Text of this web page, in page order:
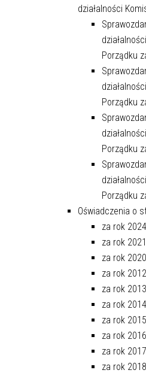
działalności
Porządku
Porządku
Porządku
Porządku
Oświadczenia o
za rok 2024
za rok 2021
za rok 2020
za rok 2012
za rok 2013
za rok 2014
za rok 2015
za rok 2016
za rok 2017
za rok 2018